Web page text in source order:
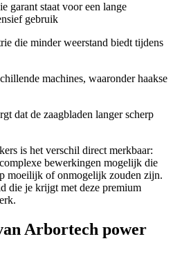
garant staat voor een lange
gebruik
die minder weerstand biedt tijdens
machines, waaronder haakse
dat de zaagbladen langer scherp
is het verschil direct merkbaar:
bewerkingen mogelijk die
moeilijk of onmogelijk zouden zijn.
die je krijgt met deze premium
Arbortech power